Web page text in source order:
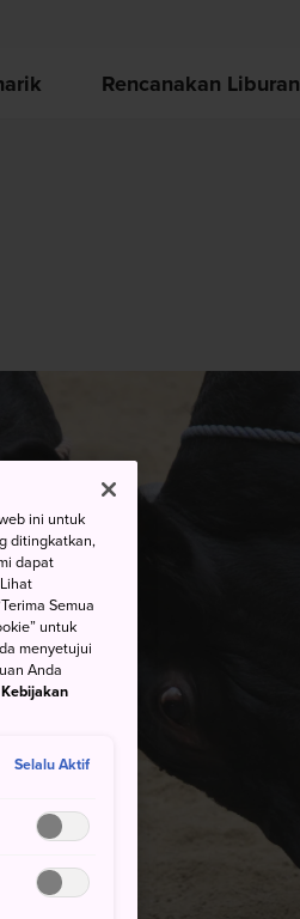
Rencanakan Liburan
ini untuk
ditingkatkan,
dapat
Semua
untuk
menyetujui
Anda
Kebijakan
Selalu Aktif